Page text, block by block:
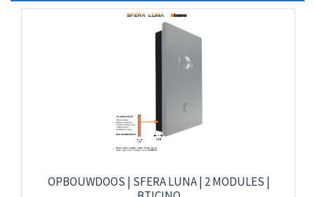
OPBOUWDOOS | SFERA LUNA | 2 MODULES |